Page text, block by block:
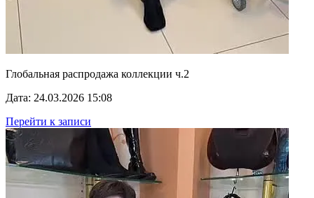
Глобальная распродажа коллекции ч.2
Дата: 24.03.2026 15:08
Перейти к записи